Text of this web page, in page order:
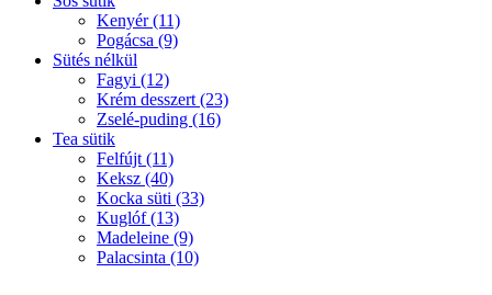
Kenyér(11)
Pogácsa (9)
Sütés nélkül
Fagyi (12)
Krém desszert (23)
Zselé-puding (16)
Tea sütik
Felfújt (11)
Keksz (40)
Kocka süti (33)
Kuglóf(13)
Madeleine (9)
Palacsinta (10)